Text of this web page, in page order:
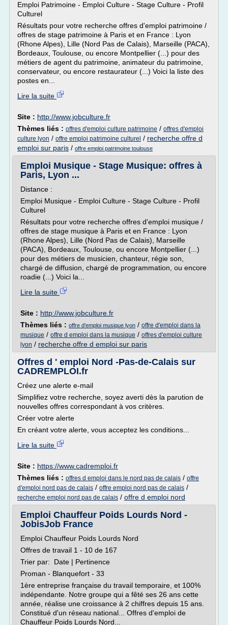
Emploi Patrimoine - Emploi Culture - Stage Culture - Profil
Culturel
Résultats pour votre recherche offres d'emploi patrimoine /
offres de stage patrimoine à Paris et en France : Lyon
(Rhone Alpes), Lille (Nord Pas de Calais), Marseille (PACA),
Bordeaux, Toulouse, ou encore Montpellier (...) pour des
métiers de agent du patrimoine, animateur du patrimoine,
conservateur, ou encore restaurateur (...) Voici la liste des
postes en...
Lire la suite
Site : http://www.jobculture.fr
Thèmes liés : offres d'emploi culture patrimoine / offres d'emploi
culture lyon / offre emploi patrimoine culturel / recherche offre d
emploi sur paris / offre emploi patrimoine toulouse
Emploi Musique - Stage Musique: offres à
Paris, Lyon ...
Distance :
Emploi Musique - Emploi Culture - Stage Culture - Profil
Culturel
Résultats pour votre recherche offres d'emploi musique /
offres de stage musique à Paris et en France : Lyon
(Rhone Alpes), Lille (Nord Pas de Calais), Marseille
(PACA), Bordeaux, Toulouse, ou encore Montpellier (...)
pour des métiers de musicien, chanteur, régie son,
chargé de diffusion, chargé de programmation, ou encore
roadie (...) Voici la...
Lire la suite
Site : http://www.jobculture.fr
Thèmes liés : offre d'emploi musique lyon / offre d'emploi dans la
musique / offre d emploi dans la musique / offres d'emploi culture
lyon / recherche offre d emploi sur paris
Offres d ' emploi Nord -Pas-de-Calais sur
CADREMPLOI.fr
Créez une alerte e-mail
Simplifiez votre recherche, soyez averti dès la parution de
nouvelles offres correspondant à vos critères.
Créer votre alerte
En créant votre alerte, vous acceptez les conditions...
Lire la suite
Site : https://www.cadremploi.fr
Thèmes liés : offres d emploi dans le nord pas de calais / offre
d'emploi nord pas de calais / offre emploi nord pas de calais /
recherche emploi nord pas de calais / offre d emploi nord
Emploi Chauffeur Poids Lourds Nord -
JobisJob France
Emploi Chauffeur Poids Lourds Nord
Offres de travail 1 - 10 de 167
Trier par: Date | Pertinence
Proman - Blanquefort - 33
1ère entreprise française du travail temporaire, et 100%
indépendante. Notre groupe qui a fêté ses 26 ans cette
année, réalise une croissance à 2 chiffres depuis 15 ans.
Constitué d'un réseau national... Offres d'emploi de
Chauffeur Poids Lourds Nord...